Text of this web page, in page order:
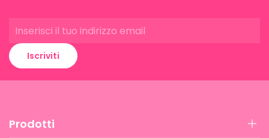
Iscriviti
Prodotti